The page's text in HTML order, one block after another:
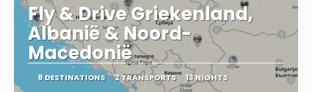
Fly & Drive Griekenland,
Albanië & Noord-
Macedonië
8 DESTINATIONS 2 TRANSPORTS 13 NIGHTS